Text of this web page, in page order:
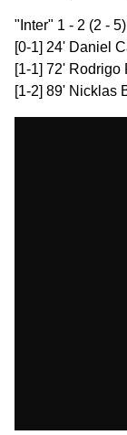
"Inter" 1 - 2 (2 - 5)
[0-1] 24' Daniel
[1-1] 72' Rodrigo
[1-2] 89' Nicklas